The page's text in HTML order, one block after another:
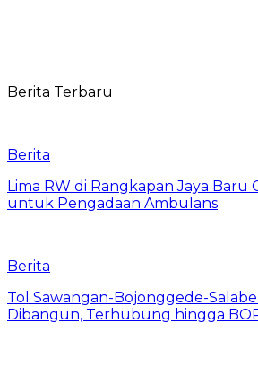
Berita Terbaru
Berita
Lima RW di Rangkapan Jaya Baru
untuk Pengadaan Ambulans
Berita
Tol Sawangan-Bojonggede-
Dibangun, Terhubung hingga